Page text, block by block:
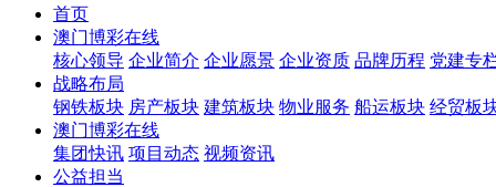
首页
澳门博彩在线
核心领导 企业简介 企业愿景 企业资质 品牌历程 党建专
战略布局
钢铁板块 房产板块 建筑板块 物业服务 船运板块 经贸板
澳门博彩在线
集团快讯 项目动态 视频资讯
公益担当